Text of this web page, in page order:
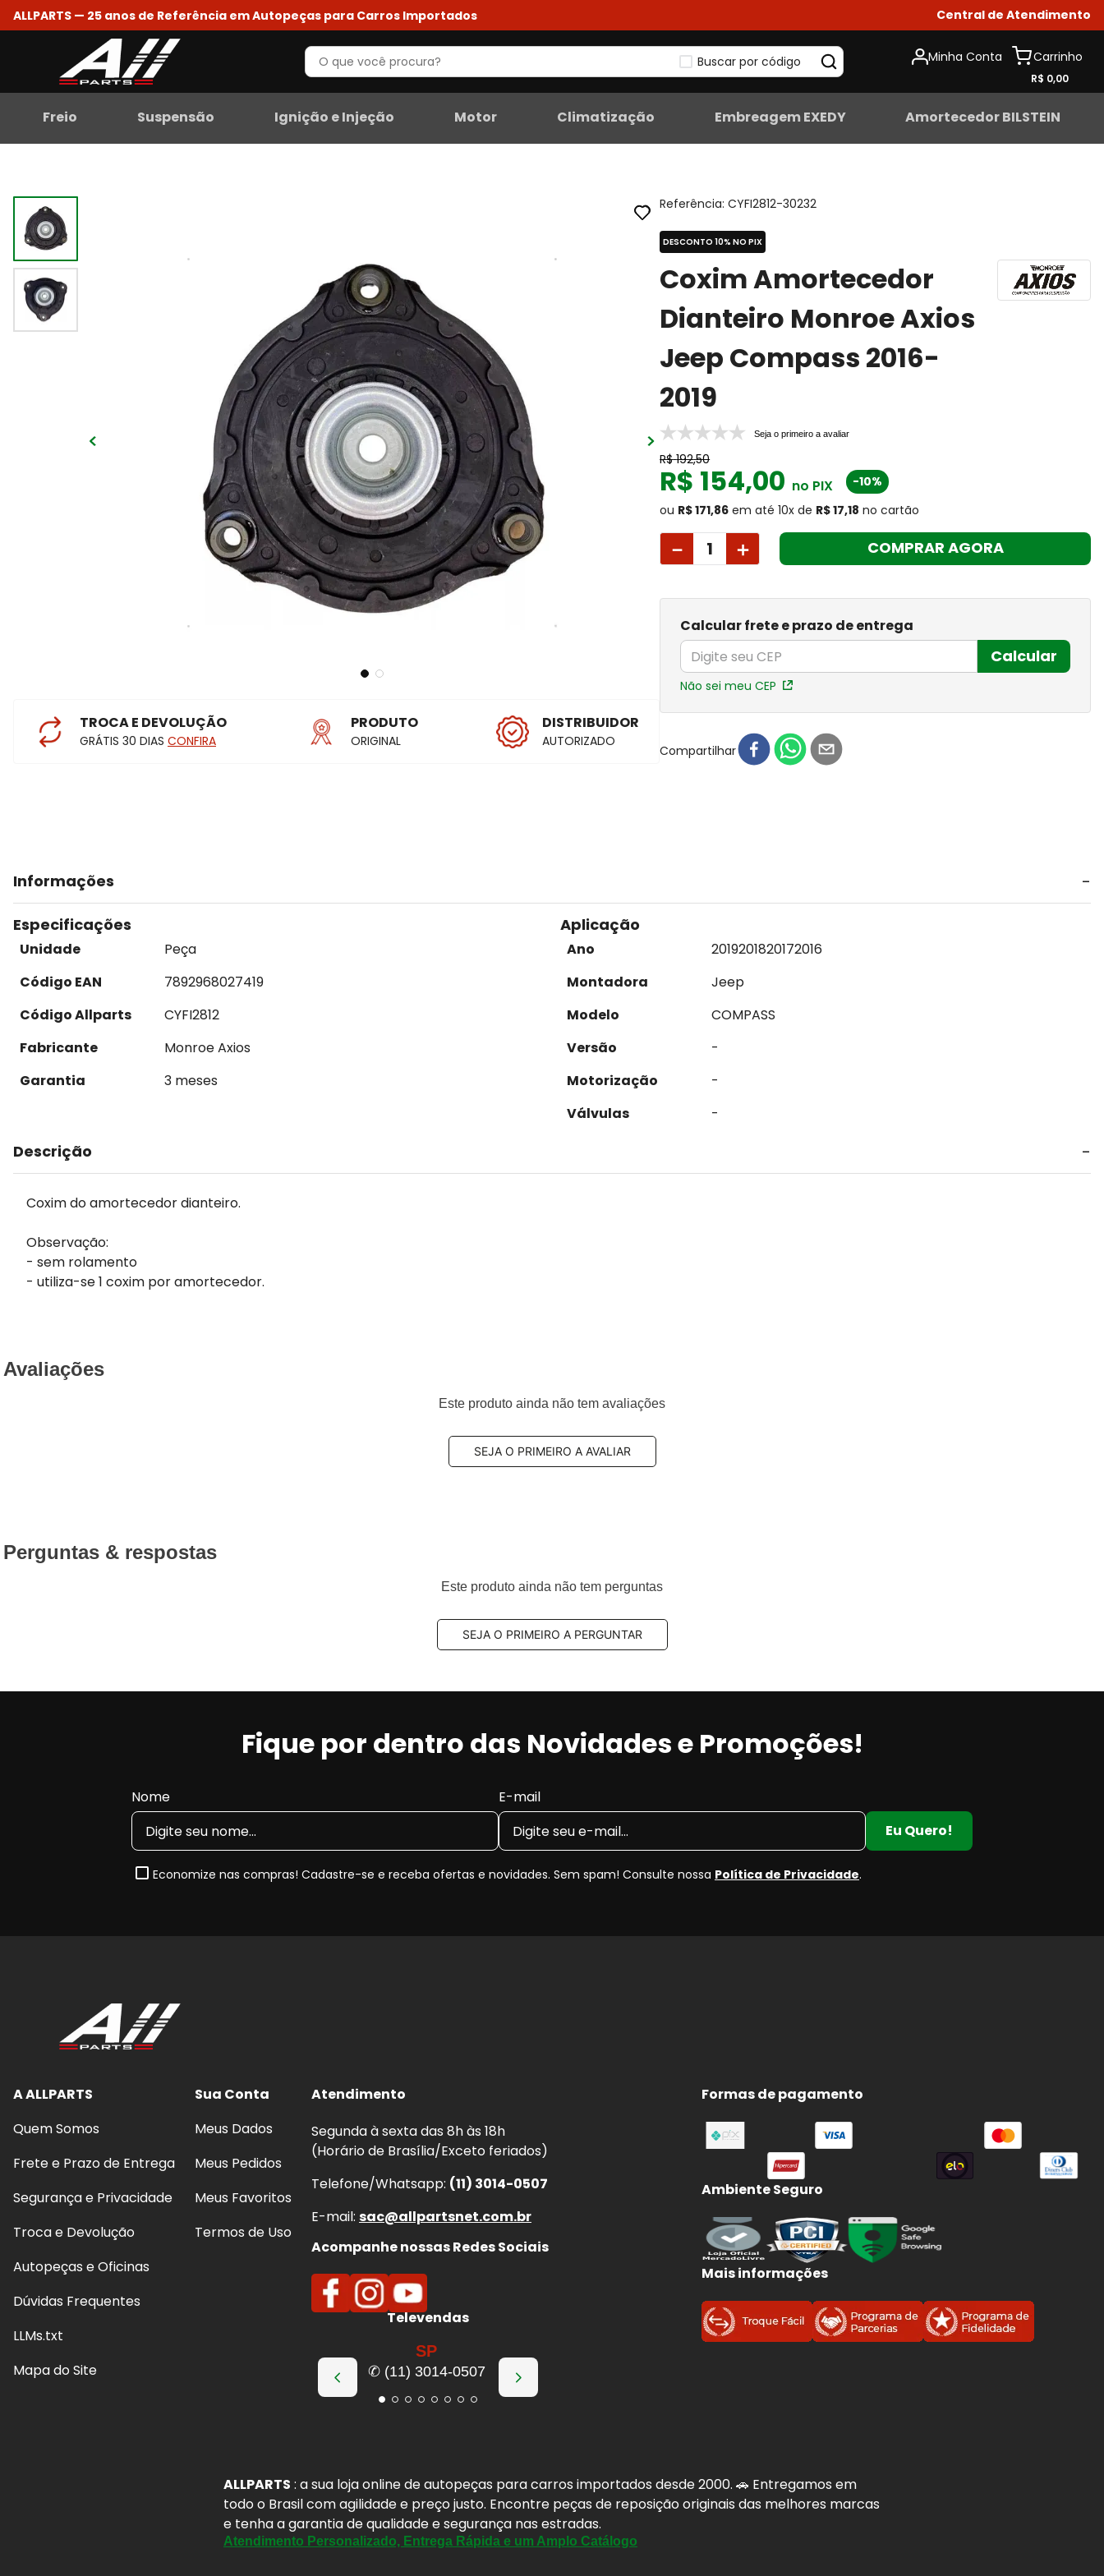
ALLPARTS — 25 anos de Referência em Autopeças para Carros Importados Central de Atendimento
Buscar por código Minha Conta
R$ 0,00
Freio Suspensão Ignição e Injeção Motor Climatização Embreagem EXEDY Amortecedor BILSTEIN
TROCA E DEVOLUÇÃO
GRÁTIS 30 DIAS CONFIRA
PRODUTO
ORIGINAL
DISTRIBUIDOR
AUTORIZADO
Referência:CYFI2812-30232
DESCONTO 10% NO PIX
Coxim Amortecedor
Dianteiro Monroe Axios
Jeep Compass 2016-
2019
Seja o primeiro a avaliar
R$ 192,50
R$ 154,00 no PIX
-10%
ou R$ 171,86 em até 10x de R$ 17,18 no cartão
＋
－ COMPRAR AGORA
Calcular frete e prazo de entrega
Calcular
Não sei meu CEP
Compartilhar
Informações
Especificações
Unidade
Peça
Código EAN
7892968027419
Código Allparts
CYFI2812
Fabricante
Monroe Axios
Garantia
3 meses
Aplicação
Ano 2019201820172016
Montadora
Jeep
Modelo
COMPASS
Versão
-
Motorização
-
Válvulas
-
Descrição
Coxim do amortecedor dianteiro.
Observação:
- sem rolamento
- utiliza-se 1 coxim por amortecedor.
Avaliações
Este produto ainda não tem avaliações
SEJA O PRIMEIRO A AVALIAR
Perguntas & respostas
Este produto ainda não tem perguntas
SEJA O PRIMEIRO A PERGUNTAR
Fique por dentro das Novidades e Promoções!
Nome
E-mail
Eu Quero!
Economize nas compras! Cadastre-se e receba ofertas e novidades. Sem spam! Consulte nossa Política de Privacidade.
A ALLPARTS
Quem Somos
Frete e Prazo de Entrega
Segurança e Privacidade
Troca e Devolução
Autopeças e Oficinas
Dúvidas Frequentes
LLMs.txt
Mapa do Site
Sua Conta
Meus Dados
Meus Pedidos
Meus Favoritos
Termos de Uso
Atendimento
Segunda à sexta das 8h às 18h
(Horário de Brasília/Exceto feriados)
Telefone/Whatsapp: (11) 3014-0507
E-mail: sac@allpartsnet.com.br
Acompanhe nossas Redes Sociais
Televendas
SP
✆ (11) 3014-0507
Formas de pagamento
Ambiente Seguro
Mais informações
ALLPARTS : a sua loja online de autopeças para carros importados desde 2000. 🚗 Entregamos em
todo o Brasil com agilidade e preço justo. Encontre peças de reposição originais das melhores marcas
e tenha a garantia de qualidade e segurança nas estradas.
Atendimento Personalizado, Entrega Rápida e um Amplo Catálogo